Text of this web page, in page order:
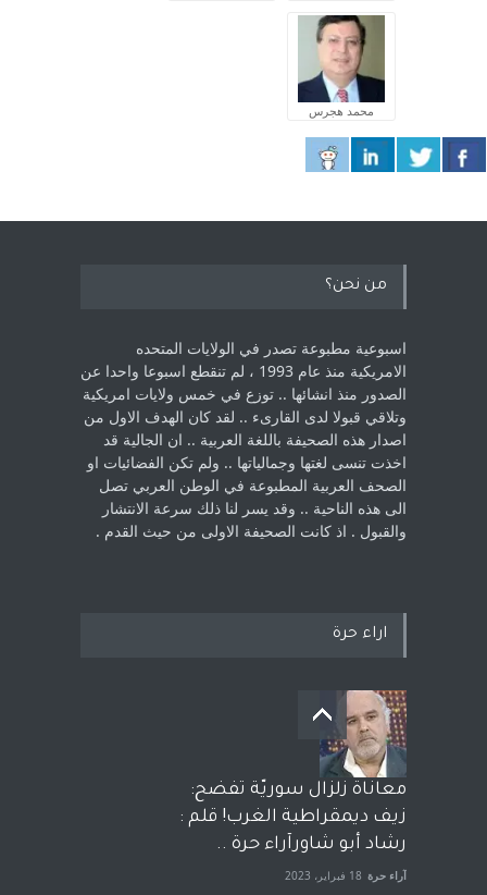
محمد هجرس
من نحن؟
اسبوعية مطبوعة تصدر في الولايات المتحده
الامريكية منذ عام 1993 ، لم ‏تنقطع اسبوعا واحدا عن
الصدور منذ انشائها .. توزع في خمس ولايات امريكية
‏وتلاقي قبولا لدى القارىء ..‏ لقد كان الهدف الاول من
اصدار هذه الصحيفة باللغة العربية .. ان الجالية قد
اخذت ‏تنسى لغتها وجمالياتها .. ولم تكن الفضائيات او
الصحف العربية المطبوعة في الوطن ‏العربي تصل
الى هذه الناحية .. وقد يسر لنا ذلك سرعة الانتشار
والقبول . اذ كانت ‏الصحيفة الاولى من حيث القدم . ‏
اراء حرة
معاناة زلزال سوريّة تفضح:
زيف ديمقراطية الغرب! قلم :
رشاد أبو شاورآراء حرة ..
آراء حرة 18 فبراير، 2023